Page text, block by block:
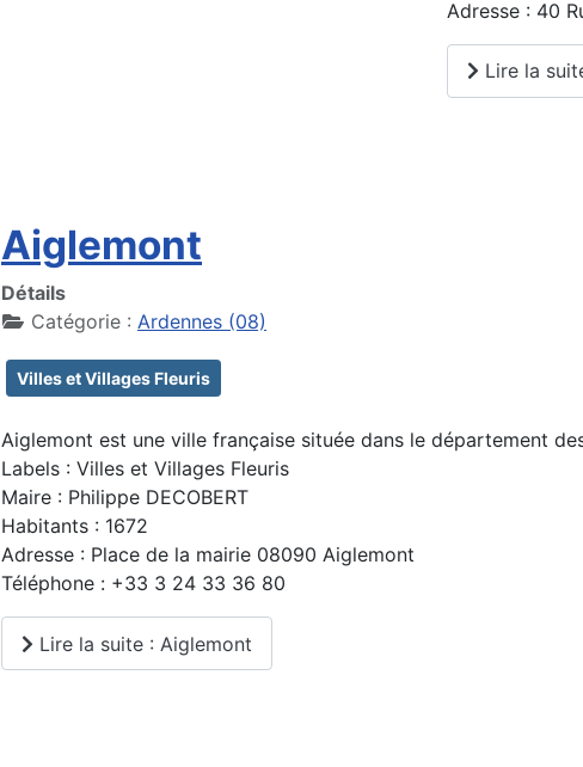
Adresse : 40
Lire la
Aiglemont
Détails
Catégorie : Ardennes (08)
Villes et Villages Fleuris
Aiglemont est une ville française située dans le département
Labels : Villes et Villages Fleuris
Maire : Philippe DECOBERT
Habitants : 1672
Adresse : Place de la mairie 08090 Aiglemont
Téléphone : +33 3 24 33 36 80
Lire la suite : Aiglemont